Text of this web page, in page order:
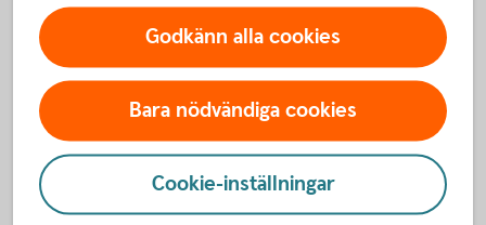
Certifikat – Bull & Bear
Passar dig som är aktiv och villig att ta risk för att ha en
möjlighet att öka avkastningen i din placering.
Certifikat – Bull &Bear
Godkänn alla cookies
Bara nödvändiga cookies
Cookie-inställningar